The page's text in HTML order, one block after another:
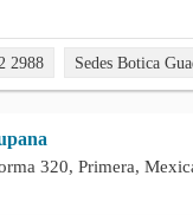
2988 Sedes Botica
320, Primera,